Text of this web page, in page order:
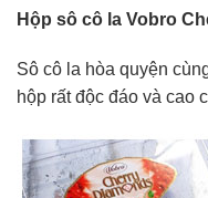
Hộp sô cô la Vobro
Sô cô la hòa quyện
hộp rất độc đáo và cao